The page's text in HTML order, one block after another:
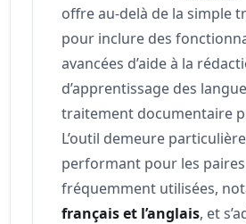
offre au-delà de la simple
pour inclure des
avancées d’aide à la
d’apprentissage des
traitement documentaire
L’outil demeure
performant pour les
fréquemment utilisées,
français et l’anglais, et